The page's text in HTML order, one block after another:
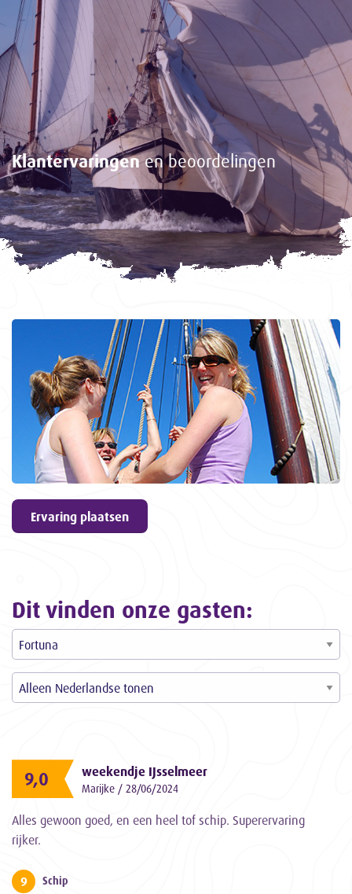
Klantervaringenen beoordelingen
9,6
Gasten
geven
ons een
3057
ervaringen
Ervaring plaatsen
Dit vinden onze gasten:
9,0 weekendje IJsselmeer
Marijke / 28/06/2024
Alles gewoon goed, en een heel tof schip. Superervaring
rijker.
9 Schip